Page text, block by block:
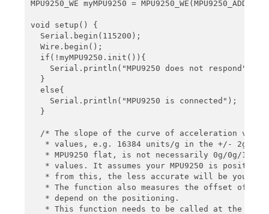
MPU9250_WE myMPU9250 = MPU9250_WE(MPU9250_ADDR);
void setup() {
  Serial.begin(115200);
  Wire.begin();
  if(!myMPU9250.init()){
    Serial.println("MPU9250 does not respond");
  }
  else{
    Serial.println("MPU9250 is connected");
  }
/* The slope of the curve of acceleration vs
* values, e.g. 16384 units/g in the +/- 2g
* MPU9250 flat, is not necessarily 0g/0g/1g
* values. It assumes your MPU9250 is
* from this, the less accurate will be your
* The function also measures the offset of
   * depend on the positioning.
* This function needs to be called at the